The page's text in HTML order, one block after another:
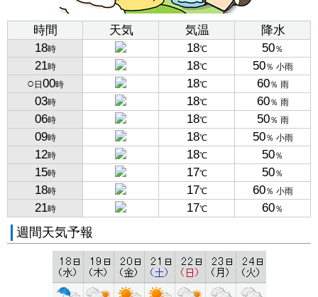
時間 天気 気温
降水
18時 18℃ 50％
21時 18℃ 50％ 小雨
○ 日 00時 18℃ 60％ 雨
03時 18℃ 60％ 雨
06時 18℃ 50％ 雨
09時 18℃ 50％ 小雨
12時 18℃ 50％
15時 17℃ 50％
18時 17℃ 60％ 小雨
21時 17℃ 60％
週間天気予報